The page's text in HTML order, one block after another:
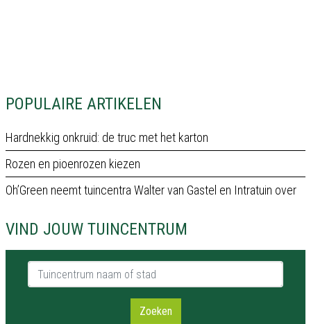
POPULAIRE ARTIKELEN
Hardnekkig onkruid: de truc met het karton
Rozen en pioenrozen kiezen
Oh’Green neemt tuincentra Walter van Gastel en Intratuin over
VIND JOUW TUINCENTRUM
Tuincentrum naam of stad
Zoeken